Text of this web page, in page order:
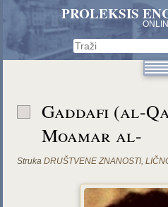
PROLEKSIS
Gaddafi (al-
Moamar al-
Struka DRUŠTVENE ZNANOSTI,